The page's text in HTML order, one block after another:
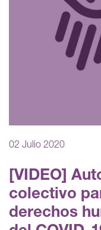
02 Julio 2020
[VIDEO]
colectivo
derechos